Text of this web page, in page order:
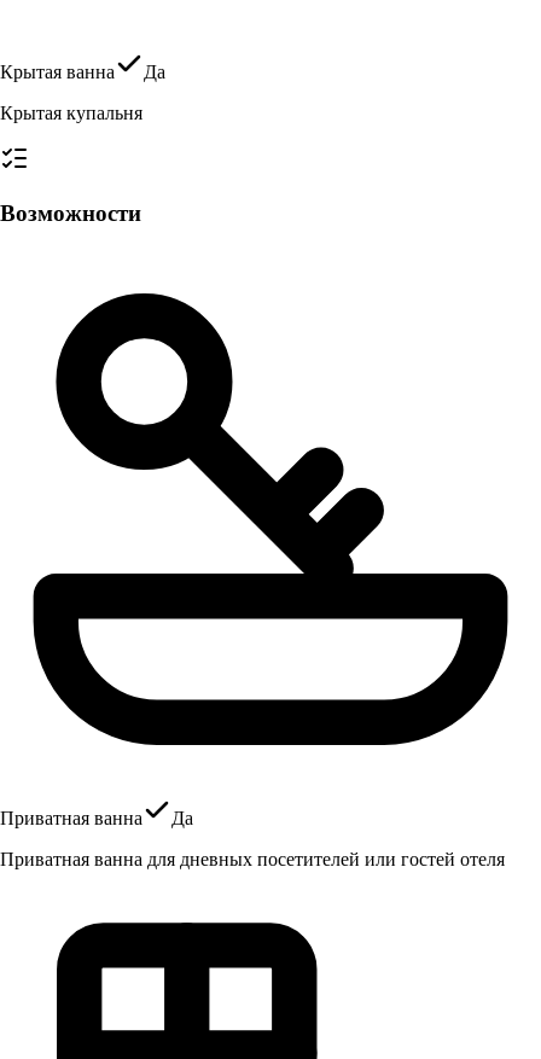
Крытая ванна
Да
Крытая купальня
Возможности
Приватная ванна
Да
Приватная ванна для дневных посетителей или гостей отеля